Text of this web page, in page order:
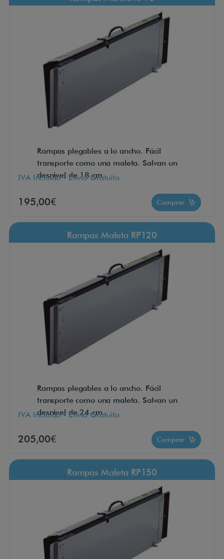
Rampas plegables a lo ancho. Fácil
transporte como una maleta. Salvan un
desnivel de 18 cm
IVA Incluido - Envío Gratuito
195,00€ Comprar
Rampas Maleta RP120
Rampas plegables a lo ancho. Fácil
transporte como una maleta. Salvan un
desnivel de 24 cm
IVA Incluido - Envío Gratuito
205,00€ Comprar
Rampas Maleta RP150